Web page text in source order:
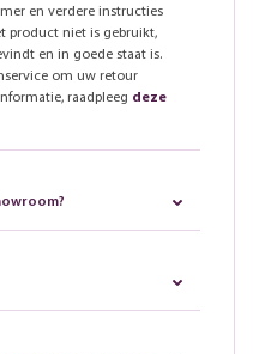
en verdere instructies
product niet is gebruikt,
en in goede staat is.
om uw retour
raadpleeg deze